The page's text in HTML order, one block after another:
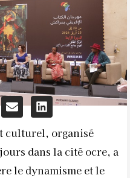
culturel, organisé
dans la cité ocre, a
le dynamisme et le